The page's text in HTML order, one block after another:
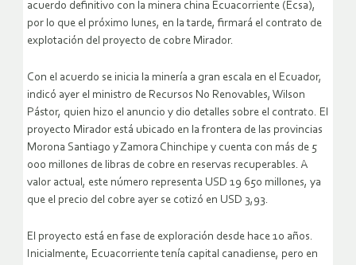
acuerdo definitivo con la minera china Ecuacorriente (Ecsa),
por lo que el próximo lunes, en la tarde, firmará el contrato de
explotación del proyecto de cobre Mirador.
Con el acuerdo se inicia la minería a gran escala en el Ecuador,
indicó ayer el ministro de Recursos No Renovables, Wilson
Pástor, quien hizo el anuncio y dio detalles sobre el contrato. El
proyecto Mirador está ubicado en la frontera de las provincias
Morona Santiago y Zamora Chinchipe y cuenta con más de 5
000 millones de libras de cobre en reservas recuperables. A
valor actual, este número representa USD 19 650 millones, ya
que el precio del cobre ayer se cotizó en USD 3,93.
El proyecto está en fase de exploración desde hace 10 años.
Inicialmente, Ecuacorriente tenía capital canadiense, pero en